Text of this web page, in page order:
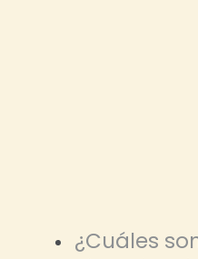
¿Cuáles